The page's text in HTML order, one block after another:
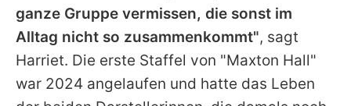
ganze Gruppe vermissen, die sonst im
Alltag nicht so zusammenkommt", sagt
Harriet. Die erste Staffel von "Maxton Hall"
war 2024 angelaufen und hatte das Leben